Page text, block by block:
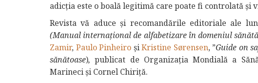
adicția este o boală legitimă care poate fi controlată
Revista vă aduce și recomandările editoriale ale
(Manual internațional de alfabetizare în domeniul
Zamir, Paulo Pinheiro șiKristine Sørensen, ”Guide on
sănătoase),publicat de Organizația Mondială a
Marineci și Cornel Chiriță.